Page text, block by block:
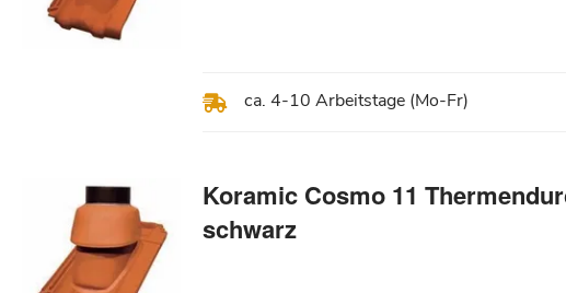
ca. 4-10 Arbeitstage (Mo-Fr)
Koramic Cosmo 11
schwarz